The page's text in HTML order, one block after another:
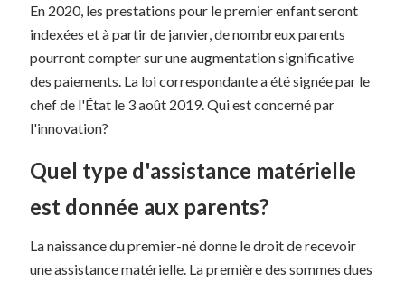
En 2020, les prestations pour le premier enfant seront
indexées et à partir de janvier, de nombreux parents
pourront compter sur une augmentation significative
des paiements. La loi correspondante a été signée par le
chef de l'État le 3 août 2019. Qui est concerné par
l'innovation?
Quel type d'assistance matérielle
est donnée aux parents?
La naissance du premier-né donne le droit de recevoir
une assistance matérielle. La première des sommes dues